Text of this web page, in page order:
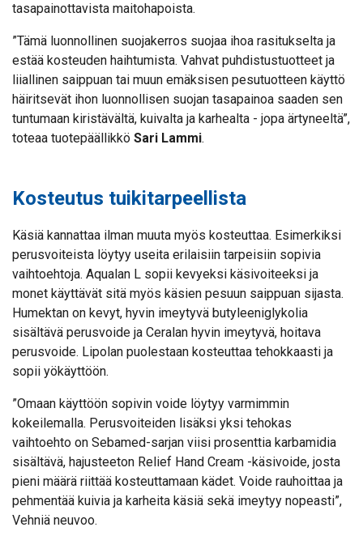
tasapainottavista maitohapoista.
”Tämä luonnollinen suojakerros suojaa ihoa rasitukselta ja
estää kosteuden haihtumista. Vahvat puhdistustuotteet ja
liiallinen saippuan tai muun emäksisen pesutuotteen käyttö
häiritsevät ihon luonnollisen suojan tasapainoa saaden sen
tuntumaan kiristävältä, kuivalta ja karhealta - jopa ärtyneeltä”,
toteaa tuotepäällikkö Sari Lammi.
Kosteutus tuikitarpeellista
Käsiä kannattaa ilman muuta myös kosteuttaa. Esimerkiksi
perusvoiteista löytyy useita erilaisiin tarpeisiin sopivia
vaihtoehtoja. Aqualan L sopii kevyeksi käsivoiteeksi ja
monet käyttävät sitä myös käsien pesuun saippuan sijasta.
Humektan on kevyt, hyvin imeytyvä butyleeniglykolia
sisältävä perusvoide ja Ceralan hyvin imeytyvä, hoitava
perusvoide. Lipolan puolestaan kosteuttaa tehokkaasti ja
sopii yökäyttöön.
”Omaan käyttöön sopivin voide löytyy varmimmin
kokeilemalla. Perusvoiteiden lisäksi yksi tehokas
vaihtoehto on Sebamed-sarjan viisi prosenttia karbamidia
sisältävä, hajusteeton Relief Hand Cream -käsivoide, josta
pieni määrä riittää kosteuttamaan kädet. Voide rauhoittaa ja
pehmentää kuivia ja karheita käsiä sekä imeytyy nopeasti”,
Vehniä neuvoo.